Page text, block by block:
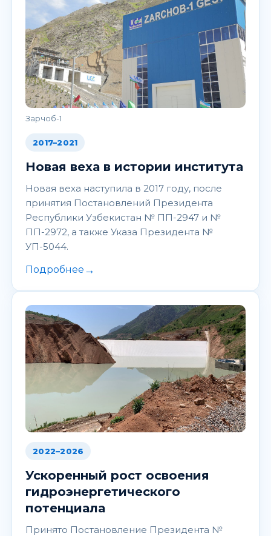
Зарчоб-1
2017–2021
Новая веха в истории института
Новая веха наступила в 2017 году, после
принятия Постановлений Президента
Республики Узбекистан № ПП-2947 и №
ПП-2972, а также Указа Президента №
УП-5044.
Подробнее →
2022–2026
Ускоренный рост освоения
гидроэнергетического
потенциала
Принято Постановление Президента №